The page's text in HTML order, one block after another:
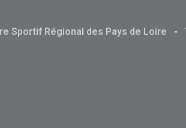
Sportif Régional des Pays de Loire -